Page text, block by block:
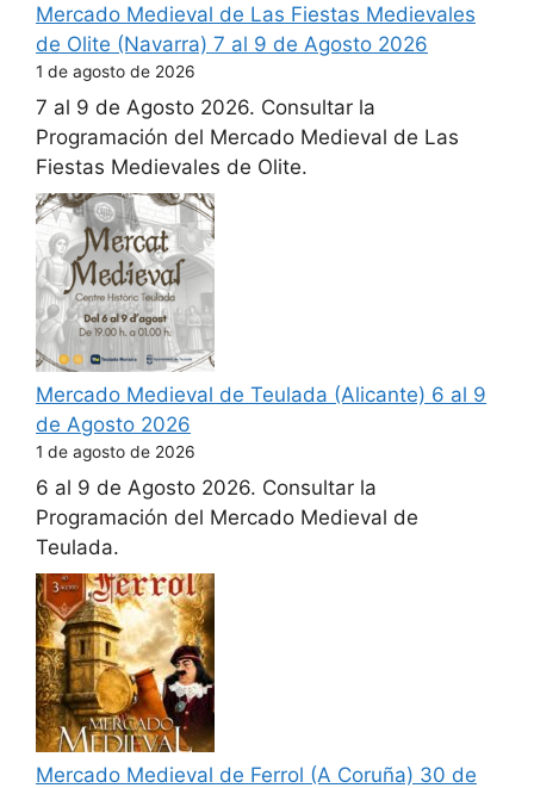
Mercado Medieval de Las Fiestas Medievales
de Olite (Navarra) 7 al 9 de Agosto 2026
1 de agosto de 2026
7 al 9 de Agosto 2026. Consultar la
Programación del Mercado Medieval de Las
Fiestas Medievales de Olite.
Mercado Medieval de Teulada (Alicante) 6 al 9
de Agosto 2026
1 de agosto de 2026
6 al 9 de Agosto 2026. Consultar la
Programación del Mercado Medieval de
Teulada.
Mercado Medieval de Ferrol (A Coruña) 30 de